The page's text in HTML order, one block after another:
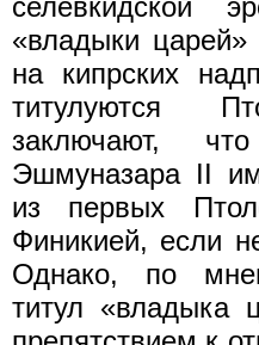
«владыки
на кипрских
титулуются
заключают,
Эшмуназара II
из первых
Финикией, если
Однако, по
титул «владыка